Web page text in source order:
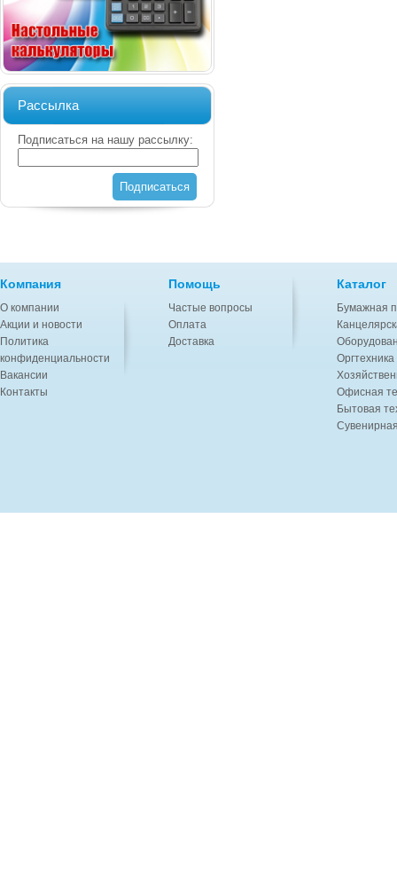
Рассылка
Подписаться на нашу рассылку:
Подписаться
Компания
О компании
Акции и новости
Политика
конфиденциальности
Вакансии
Контакты
Помощь
Частые вопросы
Оплата
Доставка
Каталог
Бумажная
Офисная
Бытовая